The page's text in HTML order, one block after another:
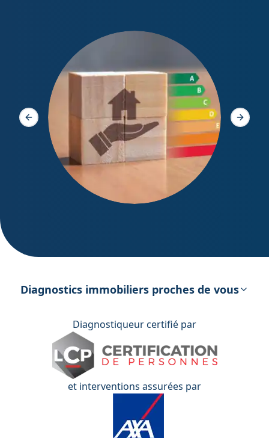
énergétique
Slide précédente Slide
Diagnostics immobiliers proches de vous
Diagnostiqueur certifié par
et interventions assurées par